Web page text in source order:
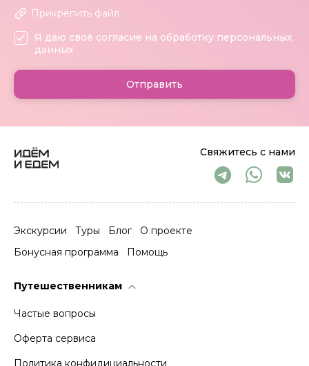
Свяжитесь с нами
Экскурсии Туры Блог
О проекте
Бонусная программа
Помощь
Путешественникам
Частые вопросы
Оферта сервиса
Политика конфидициальности
Прикрепить файл
Я даю своё согласие на обработку персональных
данных
Отправить